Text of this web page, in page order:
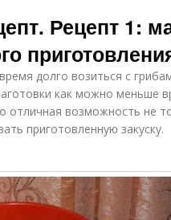
для опята
с
Вкусные опёнки
Рецепт 1:
долго возиться с
как можно меньше
отличная возможность не
приготовленную закуску.